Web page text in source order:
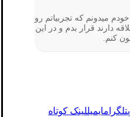
میدونم که تجربیاتم رو
دارند قرار بدم و در این
کنم.
تلگرامایمیللینک کوتاه